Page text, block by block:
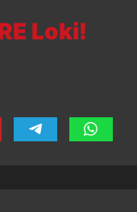
Loki!